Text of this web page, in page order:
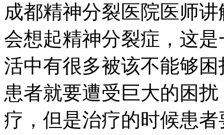
成都精神分裂医院医师
会想起精神分裂症，这
活中有很多被该不能够
患者就要遭受巨大的困
疗，但是治疗的时候患